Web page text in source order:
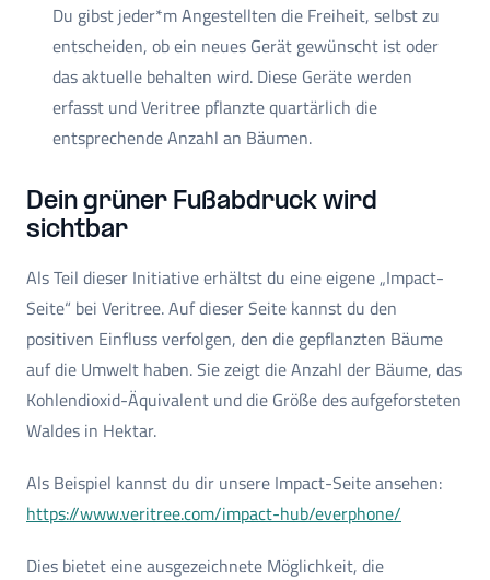
Du gibst jeder*m Angestellten die Freiheit, selbst zu
entscheiden, ob ein neues Gerät gewünscht ist oder
das aktuelle behalten wird. Diese Geräte werden
erfasst und Veritree pflanzte quartärlich die
entsprechende Anzahl an Bäumen.
Dein grüner Fußabdruck wird
sichtbar
Als Teil dieser Initiative erhältst du eine eigene „Impact-
Seite“ bei Veritree. Auf dieser Seite kannst du den
positiven Einfluss verfolgen, den die gepflanzten Bäume
auf die Umwelt haben. Sie zeigt die Anzahl der Bäume, das
Kohlendioxid-Äquivalent und die Größe des aufgeforsteten
Waldes in Hektar.
Als Beispiel kannst du dir unsere Impact-Seite ansehen:
https://www.veritree.com/impact-hub/everphone/
Dies bietet eine ausgezeichnete Möglichkeit, die